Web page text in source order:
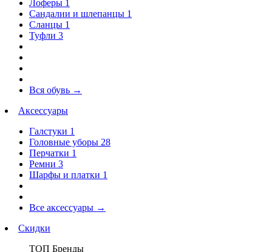
Лоферы 1
Сандалии и шлепанцы 1
Сланцы 1
Туфли 3
Вся обувь →
Аксессуары
Галстуки 1
Головные уборы 28
Перчатки 1
Ремни 3
Шарфы и платки 1
Все аксессуары →
Скидки
ТОП Бренды